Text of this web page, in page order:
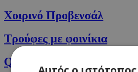
Χοιρινό Προβενσάλ
Τρούφες με φοινίκια
Quesadillas με κοτόπουλο